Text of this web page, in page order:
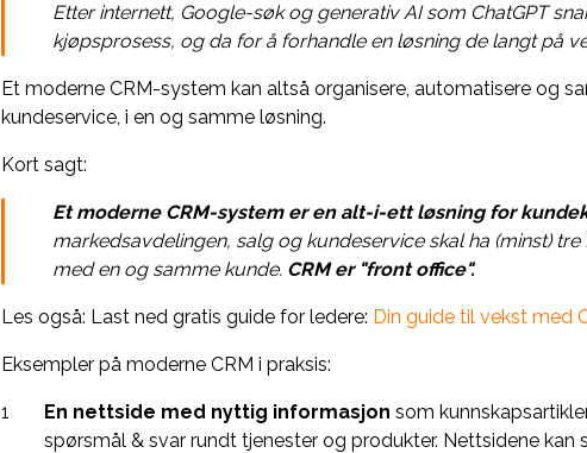
Etter internett, Google-søk og generativ AI som ChatGPT
kjøpsprosess, og da for å forhandle en løsning de langt på
Et moderne CRM-system kan altså organisere, automatisere og
kundeservice, i en og samme løsning.
Kort sagt:
Et moderne CRM-system er en alt-i-ett løsning for
markedsavdelingen, salg og kundeservice skal ha (minst)
med en og samme kunde. CRM er "front office".
Les også: Last ned gratis guide for ledere: Din guide til vekst med
Eksempler på moderne CRM i praksis:
En nettside med nyttig informasjon som
spørsmål & svar rundt tjenester og produkter. Nettsidene